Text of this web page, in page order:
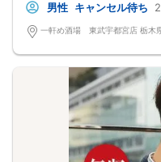
男性 キャンセル待ち
一軒め酒場 東武宇都宮店 栃木